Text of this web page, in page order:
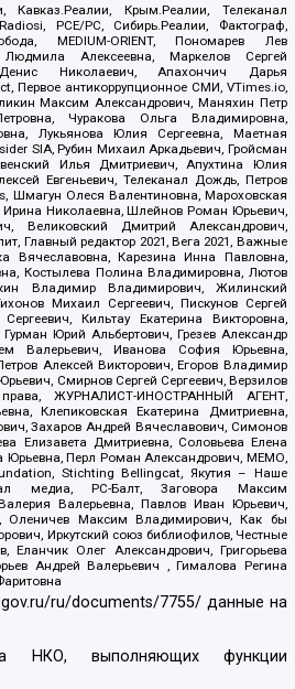
Кавказ.Реалии, Крым.Реалии, Телеканал
PCE/PC, Сибирь.Реалии, Фактограф,
MEDIUM-ORIENT, Пономарев Лев
Людмила Алексеевна, Маркелов Сергей
Николаевич, Апахончич Дарья
Первое антикоррупционное СМИ, VTimes.io,
Максим Александрович, Маняхин Петр
Чуракова Ольга Владимировна,
Лукьянова Юлия Сергеевна, Маетная
SIA, Рубин Михаил Аркадьевич, Гройсман
Илья Дмитриевич, Апухтина Юлия
Евгеньевич, Телеканал Дождь, Петров
Шмагун Олеся Валентиновна, Мароховская
Николаевна, Шлейнов Роман Юрьевич,
Великовский Дмитрий Александрович,
Главный редактор 2021, Вега 2021, Важные
Вячеславовна, Карезина Инна Павловна,
Костылева Полина Владимировна, Лютов
Владимир Владимирович, Жилинский
Михаил Сергеевич, Пискунов Сергей
Кильтау Екатерина Викторовна,
Юрий Альбертович, Грезев Александр
Валерьевич, Иванова София Юрьевна,
Алексей Викторович, Егоров Владимир
Смирнов Сергей Сергеевич, Верзилов
ЖУРНАЛИСТ-ИНОСТРАННЫЙ АГЕНТ,
Клепиковская Екатерина Дмитриевна,
Захаров Андрей Вячеславович, Симонов
Елизавета Дмитриевна, Соловьева Елена
Юрьевна, Перл Роман Александрович, МЕМО,
Stichting Bellingcat, Якутия – Наше
медиа, РС-Балт, Заговора Максим
Валерьевна, Павлов Иван Юрьевич,
Оленичев Максим Владимирович, Как бы
Иркутский союз библиофилов, Честные
Еланчик Олег Александрович, Григорьева
Андрей Валерьевич , Гималова Регина
ru/documents/7755/ данные на
НКО, выполняющих функции